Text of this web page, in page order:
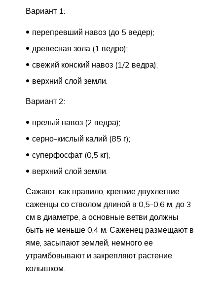
Вариант 1:
перепревший навоз (до 5 ведер);
древесная зола (1 ведро);
свежий конский навоз (1/2 ведра);
верхний слой земли.
Вариант 2:
прелый навоз (2 ведра);
серно-кислый калий (85 г);
суперфосфат (0,5 кг);
верхний слой земли.
Сажают, как правило, крепкие двухлетние
саженцы со стволом длиной в 0,5-0,6 м, до 3
см в диаметре, а основные ветви должны
быть не меньше 0,4 м. Саженец размещают в
яме, засыпают землей, немного ее
утрамбовывают и закрепляют растение
колышком.